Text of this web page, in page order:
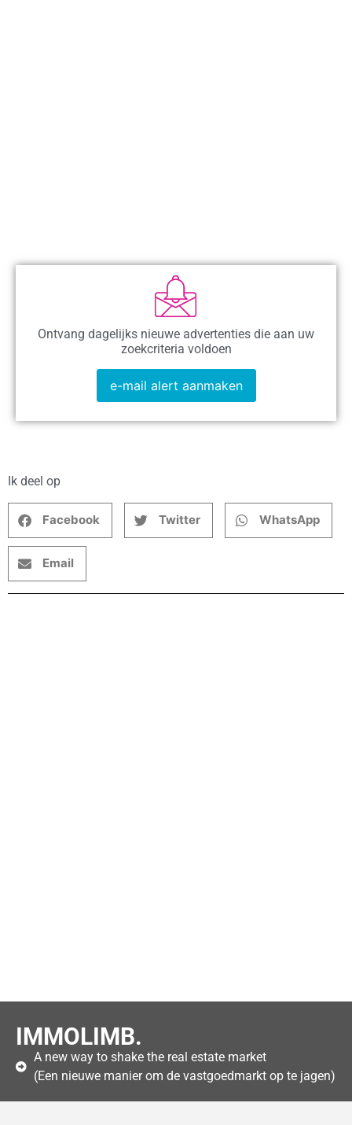
Ontvang dagelijks nieuwe advertenties die aan uw
zoekcriteria voldoen
e-mail alert aanmaken
Ik deel op
Facebook Twitter WhatsApp
Email
IMMOLIMB.
A new way to shake the real estate market
(Een nieuwe manier om de vastgoedmarkt op te jagen)